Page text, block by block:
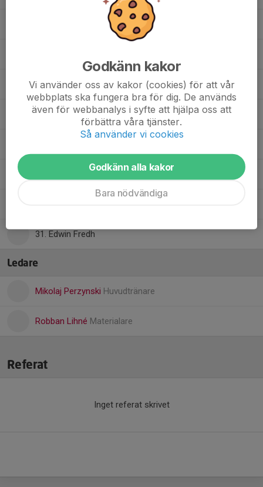
21. Douglas Jonsson
23. Hampus Elmtoft
24. Mio Jönsson
31. Edwin Fredh
Ledare
Mikolaj Perzynski Huvudtränare
Robban Lihné Materialare
Referat
Inget referat skrivet
Godkänn kakor
Vi använder oss av kakor (cookies) för att vår
webbplats ska fungera bra för dig. De används
även för webbanalys i syfte att hjälpa oss att
förbättra våra tjänster.
Så använder vi cookies
Godkänn alla kakor
Bara nödvändiga